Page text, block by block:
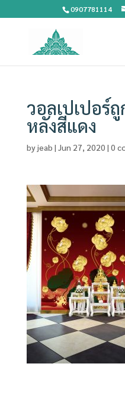
0907781114
วอลเปเปอร์
หลังสีแดง
byjeab | Jun 27, 2020 | 0